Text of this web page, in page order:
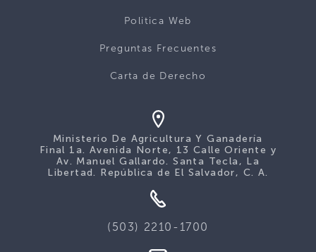
Politica Web
Preguntas Frecuentes
Carta de Derecho
Ministerio De Agricultura Y Ganadería
Final 1a. Avenida Norte, 13 Calle Oriente y
Av. Manuel Gallardo. Santa Tecla, La
Libertad. República de El Salvador, C. A.
(503) 2210-1700